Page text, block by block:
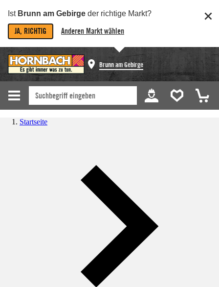
Ist Brunn am Gebirge der richtige Markt?
JA, RICHTIG Anderen Markt wählen
Brunn am Gebirge
Startseite